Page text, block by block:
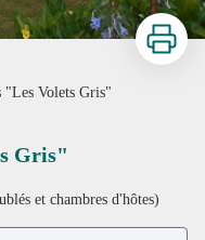
en plein écran
Imprimer
"Les Volets Gris"
Gris"
et chambres d'hôtes)